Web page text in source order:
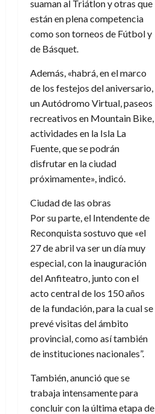
suaman al Triátlon y otras que
están en plena competencia
como son torneos de Fútbol y
de Básquet.
Además, «habrá, en el marco
de los festejos del aniversario,
un Autódromo Virtual, paseos
recreativos en Mountain Bike,
actividades en la Isla La
Fuente, que se podrán
disfrutar en la ciudad
próximamente», indicó.
Ciudad de las obras
Por su parte, el Intendente de
Reconquista sostuvo que «el
27 de abril va ser un día muy
especial, con la inauguración
del Anfiteatro, junto con el
acto central de los 150 años
de la fundación, para la cual se
prevé visitas del ámbito
provincial, como así también
de instituciones nacionales”.
También, anunció que se
trabaja intensamente para
concluir con la última etapa de